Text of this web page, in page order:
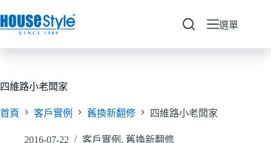
至
要
容
選單
四維路小老闆家
首頁 客戶實例 舊換新翻修 四維路小老闆家
2016-07-22 客戶實例 , 舊換新翻修